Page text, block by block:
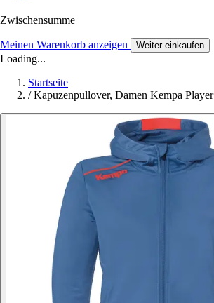
Zwischensumme
Meinen Warenkorb anzeigen Weiter einkaufen
Loading...
Startseite
/ Kapuzenpullover, Damen Kempa Player